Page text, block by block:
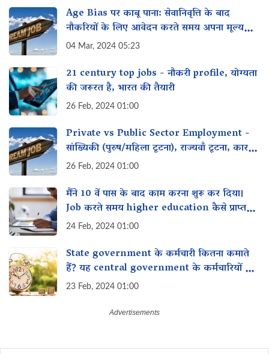
Age Bias पर काबू पाना: सेवानिवृत्ति के बाद
नौकरियों के लिए आवेदन करते समय अपना मूल्य
कैसे प्रदर्शित करें
04 Mar, 2024 05:23
21 century top jobs - नौकरी profile, योग्यता
की जरूरत है, भारत की तैयारी
26 Feb, 2024 01:00
Private vs Public Sector Employment -
सांख्यिकी (पुरुष/महिला टूटना), राज्यवाँ टूटना, कारण,
समाधान
26 Feb, 2024 01:00
मैंने 10 वें पास के बाद काम करना शुरू कर दिया।
Job करते समय higher education कैसे प्राप्त
कर सकती है?
24 Feb, 2024 01:00
State government के कर्मचारी कितना कमाते
हैं? यह central government के कर्मचारियों से
कैसे तुलना करता है?
23 Feb, 2024 01:00